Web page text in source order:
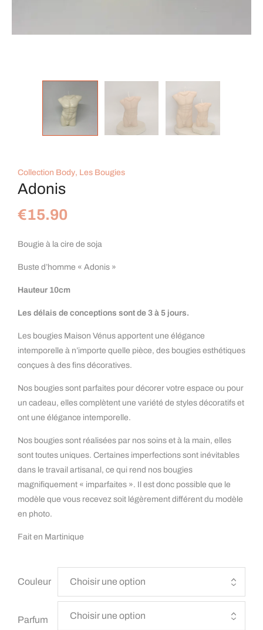
Collection Body, Les Bougies
Adonis
€15.90
Bougie à la cire de soja
Buste d’homme « Adonis »
Hauteur 10cm
Les délais de conceptions sont de 3 à 5 jours.
Les bougies Maison Vénus apportent une élégance
intemporelle à n’importe quelle pièce, des bougies esthétiques
conçues à des fins décoratives.
Nos bougies sont parfaites pour décorer votre espace ou pour
un cadeau, elles complètent une variété de styles décoratifs et
ont une élégance intemporelle.
Nos bougies sont réalisées par nos soins et à la main, elles
sont toutes uniques. Certaines imperfections sont inévitables
dans le travail artisanal, ce qui rend nos bougies
magnifiquement « imparfaites ». Il est donc possible que le
modèle que vous recevez soit légèrement différent du modèle
en photo.
Fait en Martinique
Couleur
Parfum